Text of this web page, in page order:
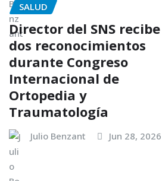
SALUD
Director del SNS recibe
dos reconocimientos
durante Congreso
Internacional de
Ortopedia y
Traumatología
Julio Benzant Jun 28, 2026